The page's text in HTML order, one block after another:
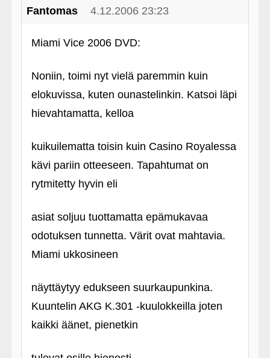
Fantomas 4.12.2006 23:23
Miami Vice 2006 DVD:
Noniin, toimi nyt vielä paremmin kuin
elokuvissa, kuten ounastelinkin. Katsoi läpi
hievahtamatta, kelloa
kuikuilematta toisin kuin Casino Royalessa
kävi pariin otteeseen. Tapahtumat on
rytmitetty hyvin eli
asiat soljuu tuottamatta epämukavaa
odotuksen tunnetta. Värit ovat mahtavia.
Miami ukkosineen
näyttäytyy edukseen suurkaupunkina.
Kuuntelin AKG K.301 ‑kuulokkeilla joten
kaikki äänet, pienetkin